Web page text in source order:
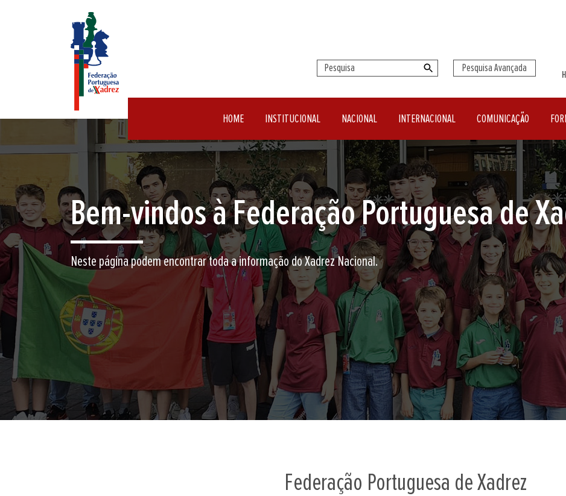
Pesquisa Avançada
HOME INSTITUCIONAL NACIONAL INTERNACIONAL COMUNICAÇÃO
Encontre aqui o seu clube de Xadrez
Junte-se a nós neste jogo milenar
Federação Portuguesa de Xadrez